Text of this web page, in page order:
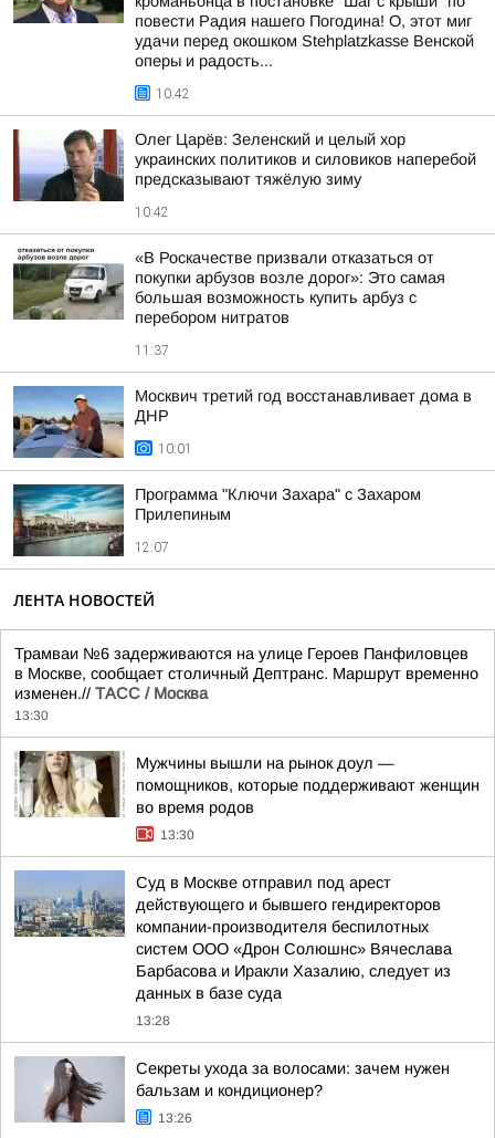
повести Радия нашего Погодина! О, этот миг
удачи перед окошком Stehplatzkasse Венской
оперы и радость...
10:42
Олег Царёв: Зеленский и целый хор
украинских политиков и силовиков наперебой
предсказывают тяжёлую зиму
10:42
«В Роскачестве призвали отказаться от
покупки арбузов возле дорог»: Это самая
большая возможность купить арбуз с
перебором нитратов
11:37
Москвич третий год восстанавливает дома в
ДНР
10:01
Программа "Ключи Захара" с Захаром
Прилепиным
12:07
ЛЕНТА НОВОСТЕЙ
Трамваи №6 задерживаются на улице Героев Панфиловцев
в Москве, сообщает столичный Дептранс. Маршрут временно
изменен.// ТАСС / Москва
13:30
Мужчины вышли на рынок доул —
помощников, которые поддерживают женщин
во время родов
13:30
Суд в Москве отправил под арест
действующего и бывшего гендиректоров
компании-производителя беспилотных
систем ООО «Дрон Солюшнс» Вячеслава
Барбасова и Иракли Хазалию, следует из
данных в базе суда
13:28
Секреты ухода за волосами: зачем нужен
бальзам и кондиционер?
13:26